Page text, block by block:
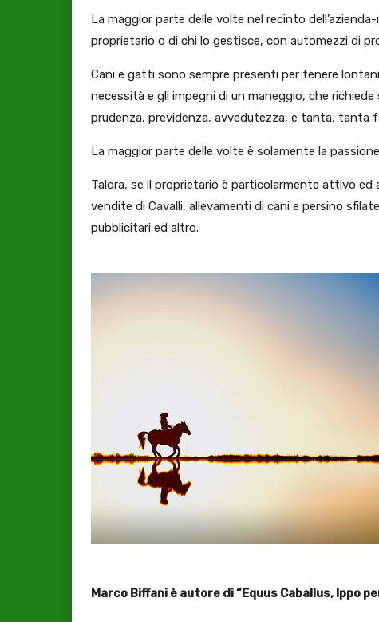
La maggior parte delle volte nel recinto
proprietario o di chi lo gestisce, con automezzi di
Cani e gatti sono sempre presenti per tenere
necessità e gli impegni di un maneggio, che
prudenza, previdenza, avvedutezza, e tanta, tanta
La maggior parte delle volte è solamente la
Talora, se il proprietario è particolarmente attivo
vendite di Cavalli, allevamenti di cani e persino
pubblicitari ed altro.
Marco Biffani è autore di “Equus Caballus, Ippo